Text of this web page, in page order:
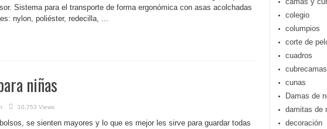
Sistema para el transporte de forma ergonómica con asas acolchadas
nylon, poliéster, redecilla, ...
niñas
10,753 Views
se sienten mayores y lo que es mejor les sirve para guardar todas
colegio
columpios
corte de
cuadros
cubrecamas
cunas
Damas de
damitas de
decoración